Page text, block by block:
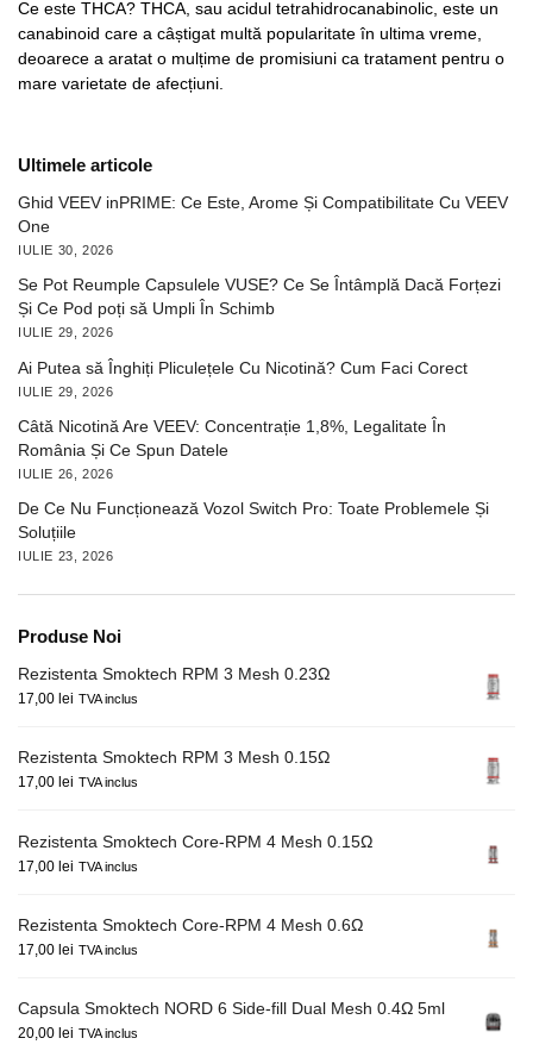
Ce este THCA? THCA, sau acidul tetrahidrocanabinolic, este un
canabinoid care a câștigat multă popularitate în ultima vreme,
deoarece a aratat o mulțime de promisiuni ca tratament pentru o
mare varietate de afecțiuni.
Ultimele articole
Ghid VEEV inPRIME: Ce Este, Arome Și Compatibilitate Cu VEEV
One
IULIE 30, 2026
Se Pot Reumple Capsulele VUSE? Ce Se Întâmplă Dacă Forțezi
Și Ce Pod poți să Umpli În Schimb
IULIE 29, 2026
Ai Putea să Înghiți Pliculețele Cu Nicotină? Cum Faci Corect
IULIE 29, 2026
Câtă Nicotină Are VEEV: Concentrație 1,8%, Legalitate În
România Și Ce Spun Datele
IULIE 26, 2026
De Ce Nu Funcționează Vozol Switch Pro: Toate Problemele Și
Soluțiile
IULIE 23, 2026
Produse Noi
Rezistenta Smoktech RPM 3 Mesh 0.23Ω
17,00 lei TVA inclus
Rezistenta Smoktech RPM 3 Mesh 0.15Ω
17,00 lei TVA inclus
Rezistenta Smoktech Core-RPM 4 Mesh 0.15Ω
17,00 lei TVA inclus
Rezistenta Smoktech Core-RPM 4 Mesh 0.6Ω
17,00 lei TVA inclus
Capsula Smoktech NORD 6 Side-fill Dual Mesh 0.4Ω 5ml
20,00 lei TVA inclus